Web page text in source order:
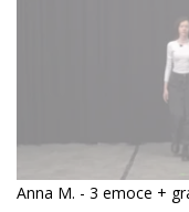
Anna M. - 3 emoce +